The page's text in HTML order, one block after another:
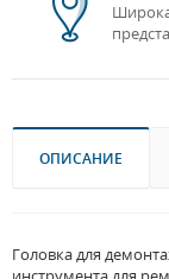
ОПИСАНИЕ
Головка для